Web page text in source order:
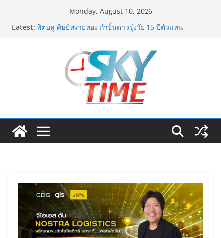
Monday, August 10, 2026
Latest: พิตบลู ศิษย์ทรายทอง กำปั้นดาวรุ่งวัย 15 ปีตัวแทน
มวยรอบโกลบอลเฮ้าส์ สู่บัลลังก์โลก 108 ปอนด์ในศึก
มวยไทย SUPER CHAMP
ภารกิจตำรวจจราจรโครงการพระราชดำริ นำส่งอวัยวะ
หัวใจ ดวงที่ 184 สำเร็จลุล่วง ณ รพ.ศิริราช
เอ-พลัสซัพพลาย เดินหน้าโครงการ “คืนความชุ่มชื้นให้กับ
ผิว” มอบเอบอนเน่ เดอร์มาโลชั่นยูเรียเข้มข้นแก่ กทม. ส่ง
ต่อพลังความห่วงใยสู่ผู้สูงอายุและกลุ่มเปราะบางที่ประสบ
ภัยทั่วทุกพื้นที่
ททท. ภูมิภาคภาคตะวันออก ชูความสำเร็จ “Agent Fam
Trip: Give & Go East” ปลื้มผู้ประกอบการตอบรับเยี่ยม
การเงินต่อ ก.ล.ต. โดยไม่แสดงภาระหนี้ตามข้อเท็จจริง
อาจเข้าข่ายรายงานข้อมูลอันเป็นเท็จ